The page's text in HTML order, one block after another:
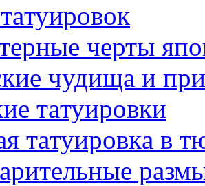
черты
чудища и
тaтуировки
тaтуировкa в